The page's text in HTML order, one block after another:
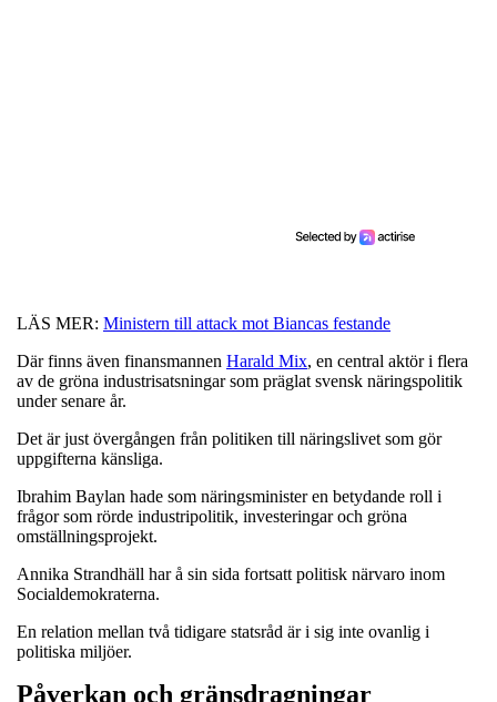
LÄS MER: Ministern till attack mot Biancas festande
Där finns även finansmannen Harald Mix, en central aktör i flera
av de gröna industrisatsningar som präglat svensk näringspolitik
under senare år.
Det är just övergången från politiken till näringslivet som gör
uppgifterna känsliga.
Ibrahim Baylan hade som näringsminister en betydande roll i
frågor som rörde industripolitik, investeringar och gröna
omställningsprojekt.
Annika Strandhäll har å sin sida fortsatt politisk närvaro inom
Socialdemokraterna.
En relation mellan två tidigare statsråd är i sig inte ovanlig i
politiska miljöer.
Påverkan och gränsdragningar